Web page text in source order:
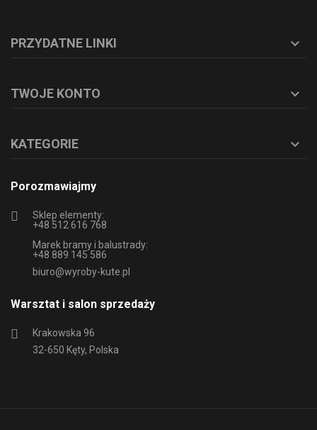
PRZYDATNE LINKI 
TWOJE KONTO 
KATEGORIE 
Porozmawiajmy
Sklep elementy:
+48 512 616 768
Marek bramy i balustrady:
+48 889 145 586
biuro@wyroby-kute.pl
Warsztat i salon sprzedaży
Krakowska 96
32-650 Kęty, Polska